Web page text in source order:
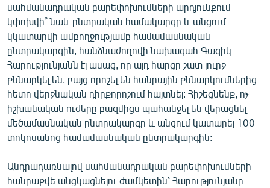
սահմանադրական բարեփոխումների արդյունքում
կփոխվի՞ նաև ընտրական համակարգը և անցում
կկատարվի ամբողջությամբ համամասնական
ընտրակարգին, հանձնաժողովի նախագահ Գագիկ
Հարությունյանն էլ ասաց, որ այդ հարցը շատ լուրջ
քննարկել են, բայց որոշել են հանրային քննարկումներից
հետո վերջնական դիրքորոշում հայտնել: Հիշեցնենք, ոչ
իշխանական ուժերը բազմիցս պահանջել են վերացնել
մեծամասնական ընտրակարգը և անցում կատարել 100
տոկոսանոց համամասնական ընտրակարգին:
Անդրադառնալով սահմանադրական բարեփոխումների
հանրաքվե անցկացնելու ժամկետին՝ Հարությունյանը